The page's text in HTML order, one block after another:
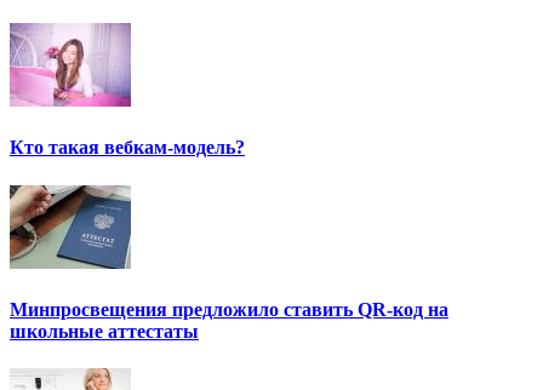
Кто такая вебкам-модель?
Минпросвещения предложило ставить QR-код на
школьные аттестаты